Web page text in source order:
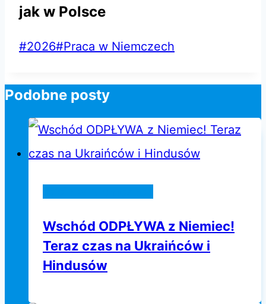
jak w Polsce
Tagi
#2026#Praca w Niemczech
Podobne posty
Wschód ODPŁYWA z Niemiec!
Teraz czas na Ukraińców i
Hindusów